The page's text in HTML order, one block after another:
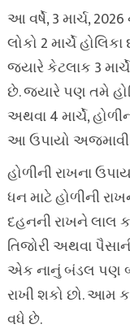
આ વર્ષે, 3 માર્ચ,
લોકો 2 માર્ચે
જ્યારે કેટલાક 3
છે. જ્યારે પણ તમે
અથવા 4 માર્ચે,
આ ઉપાયો
હોળીની રાખના ઉપાય
ધન માટે હોળીની
દહનની રાખને લાલ
તિજોરી અથવા
એક નાનું બંડલ પણ
રાખી શકો છો. આમ
વધે છે.